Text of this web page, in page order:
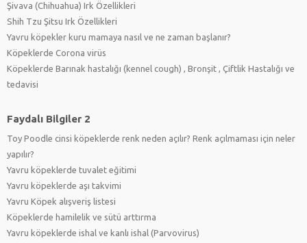
Şivava (Chihuahua) Irk Özellikleri
Shih Tzu Şitsu Irk Özellikleri
Yavru köpekler kuru mamaya nasıl ve ne zaman başlanır?
Köpeklerde Corona virüs
Köpeklerde Barınak hastalığı (kennel cough) , Bronşit , Çiftlik Hastalığı ve
tedavisi
Faydalı Bilgiler 2
Toy Poodle cinsi köpeklerde renk neden açılır? Renk açılmaması için neler
yapılır?
Yavru köpeklerde tuvalet eğitimi
Yavru köpeklerde aşı takvimi
Yavru Köpek alışveriş listesi
Köpeklerde hamilelik ve sütü arttırma
Yavru köpeklerde ishal ve kanlı ishal (Parvovirus)